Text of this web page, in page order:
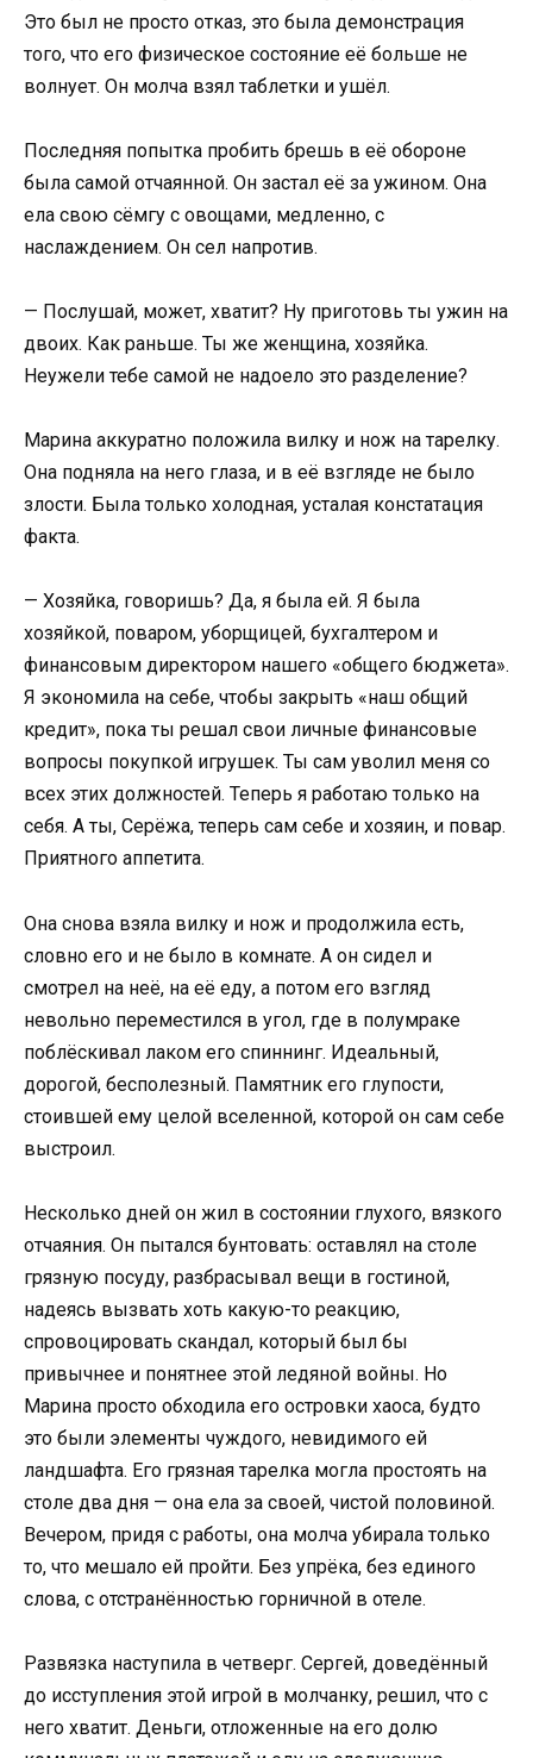
Это был не просто отказ, это была демонстрация
того, что его физическое состояние её больше не
волнует. Он молча взял таблетки и ушёл.
Последняя попытка пробить брешь в её обороне
была самой отчаянной. Он застал её за ужином. Она
ела свою сёмгу с овощами, медленно, с
наслаждением. Он сел напротив.
— Послушай, может, хватит? Ну приготовь ты ужин на
двоих. Как раньше. Ты же женщина, хозяйка.
Неужели тебе самой не надоело это разделение?
Марина аккуратно положила вилку и нож на тарелку.
Она подняла на него глаза, и в её взгляде не было
злости. Была только холодная, усталая констатация
факта.
— Хозяйка, говоришь? Да, я была ей. Я была
хозяйкой, поваром, уборщицей, бухгалтером и
финансовым директором нашего «общего бюджета».
Я экономила на себе, чтобы закрыть «наш общий
кредит», пока ты решал свои личные финансовые
вопросы покупкой игрушек. Ты сам уволил меня со
всех этих должностей. Теперь я работаю только на
себя. А ты, Серёжа, теперь сам себе и хозяин, и повар.
Приятного аппетита.
Она снова взяла вилку и нож и продолжила есть,
словно его и не было в комнате. А он сидел и
смотрел на неё, на её еду, а потом его взгляд
невольно переместился в угол, где в полумраке
поблёскивал лаком его спиннинг. Идеальный,
дорогой, бесполезный. Памятник его глупости,
стоившей ему целой вселенной, которой он сам себе
выстроил.
Несколько дней он жил в состоянии глухого, вязкого
отчаяния. Он пытался бунтовать: оставлял на столе
грязную посуду, разбрасывал вещи в гостиной,
надеясь вызвать хоть какую-то реакцию,
спровоцировать скандал, который был бы
привычнее и понятнее этой ледяной войны. Но
Марина просто обходила его островки хаоса, будто
это были элементы чуждого, невидимого ей
ландшафта. Его грязная тарелка могла простоять на
столе два дня — она ела за своей, чистой половиной.
Вечером, придя с работы, она молча убирала только
то, что мешало ей пройти. Без упрёка, без единого
слова, с отстранённостью горничной в отеле.
Развязка наступила в четверг. Сергей, доведённый
до исступления этой игрой в молчанку, решил, что с
него хватит. Деньги, отложенные на его долю